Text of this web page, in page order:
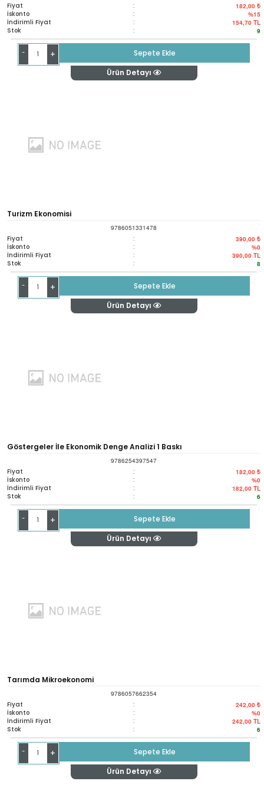
Fiyat : 182,00 ₺
İskonto : %15
İndirimli Fiyat : 154,70 TL
Stok : 9
- +
Sepete Ekle
Ürün Detayı
Turizm Ekonomisi
9786051331478
Fiyat : 390,00 ₺
İskonto : %0
İndirimli Fiyat : 390,00 TL
Stok : 8
- +
Sepete Ekle
Ürün Detayı
Göstergeler İle Ekonomik Denge Analizi 1 Baskı
9786254397547
Fiyat : 182,00 ₺
İskonto : %0
İndirimli Fiyat : 182,00 TL
Stok : 6
- +
Sepete Ekle
Ürün Detayı
Tarımda Mikroekonomi
9786057662354
Fiyat : 242,00 ₺
İskonto : %0
İndirimli Fiyat : 242,00 TL
Stok : 6
- +
Sepete Ekle
Ürün Detayı